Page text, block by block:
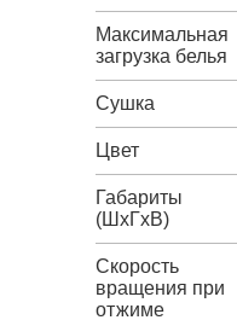
Максимальная
загрузка белья
Сушка
Цвет
Габариты
(ШxГxВ)
Скорость
вращения при
отжиме